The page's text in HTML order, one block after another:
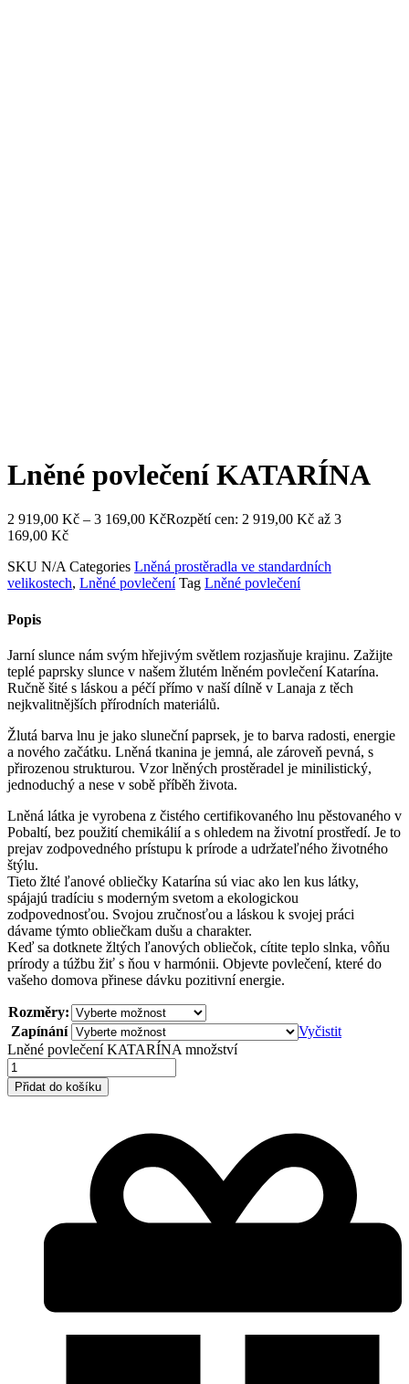
Lněné povlečení KATARÍNA
2 919,00 Kč – 3 169,00 KčRozpětí cen: 2 919,00 Kč až 3
169,00 Kč
SKU N/ACategories Lněná prostěradla ve standardních
velikostech, Lněné povlečení Tag Lněné povlečení
Popis
Jarní slunce nám svým hřejivým světlem rozjasňuje krajinu. Zažijte
teplé paprsky slunce v našem žlutém lněném povlečení Katarína.
Ručně šité s láskou a péčí přímo v naší dílně v Lanaja z těch
nejkvalitnějších přírodních materiálů.
Žlutá barva lnu je jako sluneční paprsek, je to barva radosti, energie
a nového začátku. Lněná tkanina je jemná, ale zároveň pevná, s
přirozenou strukturou. Vzor lněných prostěradel je minilistický,
jednoduchý a nese v sobě příběh života.
Lněná látka je vyrobena z čistého certifikovaného lnu pěstovaného v
Pobaltí, bez použití chemikálií a s ohledem na životní prostředí. Je to
prejav zodpovedného prístupu k prírode a udržateľného životného
štýlu.
Tieto žlté ľanové obliečky Katarína sú viac ako len kus látky,
spájajú tradíciu s moderným svetom a ekologickou
zodpovednosťou. Svojou zručnosťou a láskou k svojej práci
dávame týmto obliečkam dušu a charakter.
Keď sa dotknete žltých ľanových obliečok, cítite teplo slnka, vôňu
prírody a túžbu žiť s ňou v harmónii. Objevte povlečení, které do
vašeho domova přinese dávku pozitivní energie.
Rozměry:
Zapínání
Vyčistit
Lněné povlečení KATARÍNA množství
Přidat do košíku